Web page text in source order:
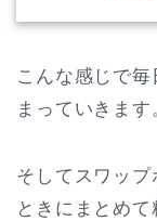
こんな感じで
まっていきます
そしてスワッ
ときにまとめ